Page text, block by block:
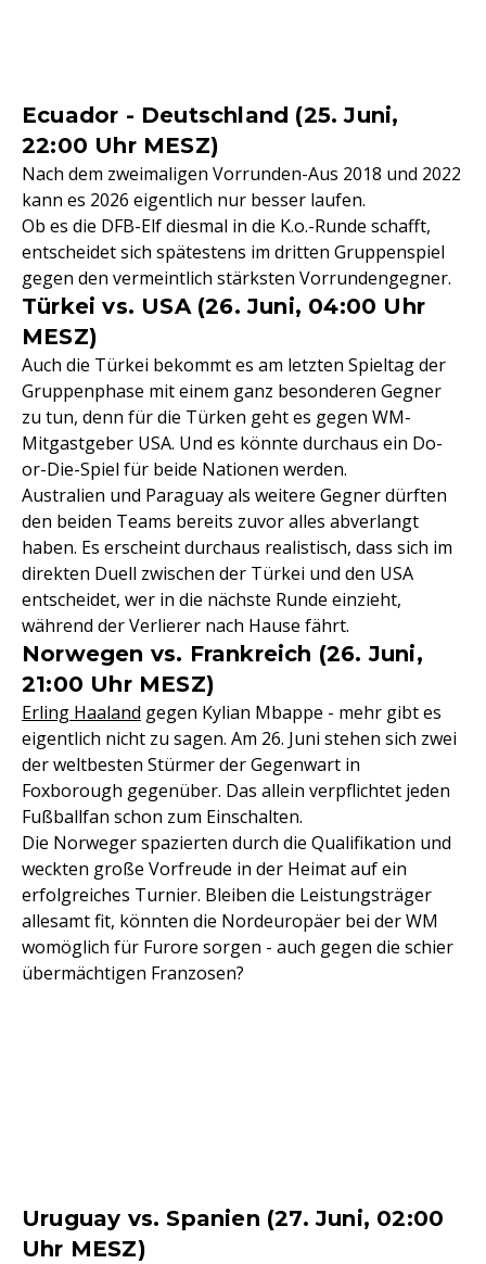
Ecuador - Deutschland (25. Juni,
22:00 Uhr MESZ)
Nach dem zweimaligen Vorrunden-Aus 2018 und 2022
kann es 2026 eigentlich nur besser laufen.
Ob es die DFB-Elf diesmal in die K.o.-Runde schafft,
entscheidet sich spätestens im dritten Gruppenspiel
gegen den vermeintlich stärksten Vorrundengegner.
Türkei vs. USA (26. Juni, 04:00 Uhr
MESZ)
Auch die Türkei bekommt es am letzten Spieltag der
Gruppenphase mit einem ganz besonderen Gegner
zu tun, denn für die Türken geht es gegen WM-
Mitgastgeber USA. Und es könnte durchaus ein Do-
or-Die-Spiel für beide Nationen werden.
Australien und Paraguay als weitere Gegner dürften
den beiden Teams bereits zuvor alles abverlangt
haben. Es erscheint durchaus realistisch, dass sich im
direkten Duell zwischen der Türkei und den USA
entscheidet, wer in die nächste Runde einzieht,
während der Verlierer nach Hause fährt.
Norwegen vs. Frankreich (26. Juni,
21:00 Uhr MESZ)
Erling Haaland gegen Kylian Mbappe - mehr gibt es
eigentlich nicht zu sagen. Am 26. Juni stehen sich zwei
der weltbesten Stürmer der Gegenwart in
Foxborough gegenüber. Das allein verpflichtet jeden
Fußballfan schon zum Einschalten.
Die Norweger spazierten durch die Qualifikation und
weckten große Vorfreude in der Heimat auf ein
erfolgreiches Turnier. Bleiben die Leistungsträger
allesamt fit, könnten die Nordeuropäer bei der WM
womöglich für Furore sorgen - auch gegen die schier
übermächtigen Franzosen?
Uruguay vs. Spanien (27. Juni, 02:00
Uhr MESZ)